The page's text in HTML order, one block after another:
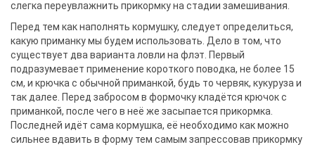
слегка переувлажнить прикормку на стадии замешивания.
Перед тем как наполнять кормушку, следует определиться,
какую приманку мы будем использовать. Дело в том, что
существует два варианта ловли на флэт. Первый
подразумевает применение короткого поводка, не более 15
см, и крючка с обычной приманкой, будь то червяк, кукуруза и
так далее. Перед забросом в формочку кладётся крючок с
приманкой, после чего в неё же засыпается прикормка.
Последней идёт сама кормушка, её необходимо как можно
сильнее вдавить в форму тем самым запрессовав прикормку